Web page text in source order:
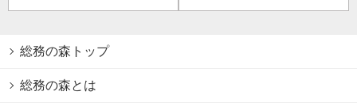
総務の森トップ
総務の森とは